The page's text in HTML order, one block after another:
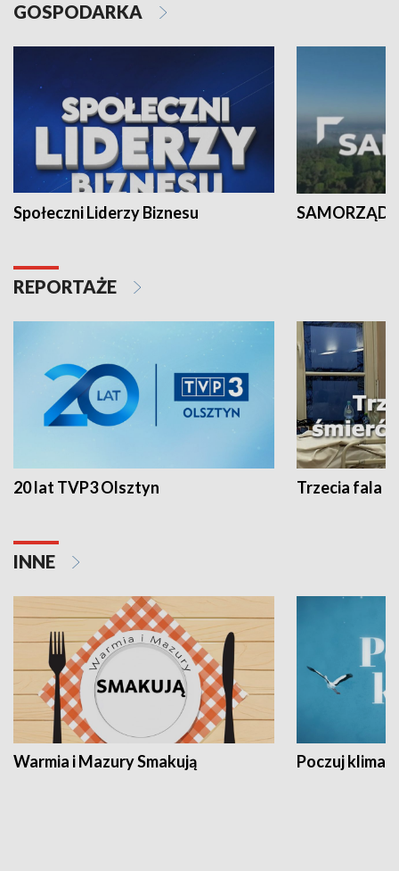
GOSPODARKA
Społeczni Liderzy Biznesu SAMORZĄD
REPORTAŻE
20 lat TVP3 Olsztyn Trzecia fala -
INNE
Warmia i Mazury Smakują Poczuj klimat